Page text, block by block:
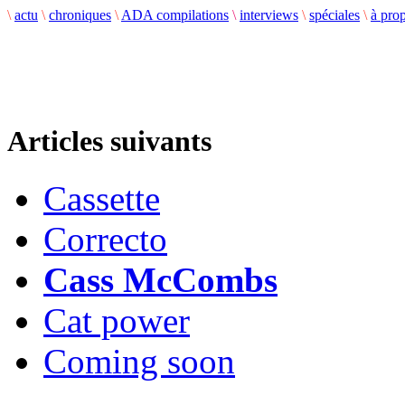
\ actu \ chroniques \ ADA compilations \ interviews \ spéciales \ à
Articles suivants
Cassette
Correcto
Cass McCombs
Cat power
Coming soon